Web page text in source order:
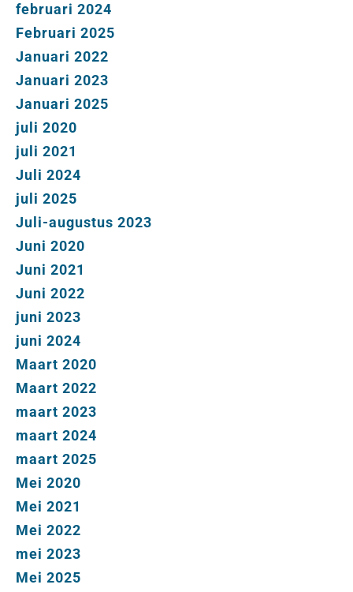
februari 2024
Februari 2025
Januari 2022
Januari 2023
Januari 2025
juli 2020
juli 2021
Juli 2024
juli 2025
Juli-augustus 2023
Juni 2020
Juni 2021
Juni 2022
juni 2023
juni 2024
Maart 2020
Maart 2022
maart 2023
maart 2024
maart 2025
Mei 2020
Mei 2021
Mei 2022
mei 2023
Mei 2025